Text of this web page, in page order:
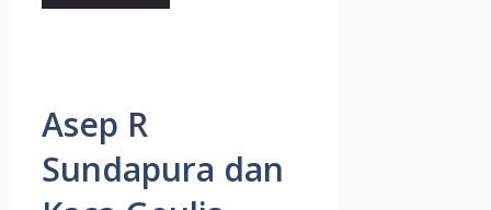
Asep R
Sundapura dan